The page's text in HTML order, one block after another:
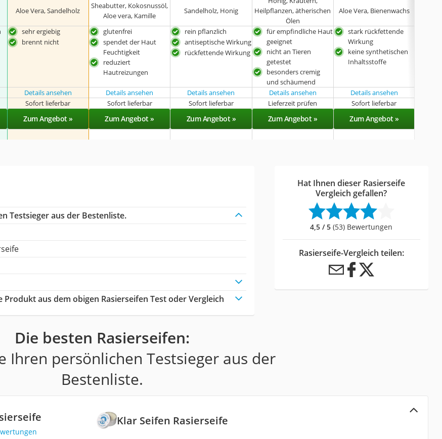
Aloe Vera, Sandelholz
Sheabutter, Kokosnussöl,
Aloe vera, Kamille
Sandelholz, Honig
Heilpflanzen, ätherischen
Ölen
Aloe Vera, Bienenwachs
sehr ergiebig
brennt nicht
glutenfrei
spendet der Haut
Feuchtigkeit
reduziert
Hautreizungen
rein pflanzlich
antiseptische Wirkung
rückfettende Wirkung
für empfindliche Haut
geeignet
nicht an Tieren
getestet
besonders cremig
und schäumend
stark rückfettende
Wirkung
keine synthetischen
Inhaltsstoffe
Details ansehen Details ansehen Details ansehen Details ansehen Details ansehen
Sofort lieferbar Sofort lieferbar Sofort lieferbar Lieferzeit prüfen Sofort lieferbar
Zum Angebot » Zum Angebot » Zum Angebot » Zum Angebot » Zum Angebot »
Testsieger aus der Bestenliste.
Produkt aus dem obigen Rasierseifen Test oder Vergleich
Hat Ihnen dieser Rasierseife
Vergleich gefallen?
4,5 / 5 (53) Bewertungen
Rasierseife-Vergleich teilen:
Die besten Rasierseifen:
Ihren persönlichen Testsieger aus der
Bestenliste.
Klar Seifen Rasierseife